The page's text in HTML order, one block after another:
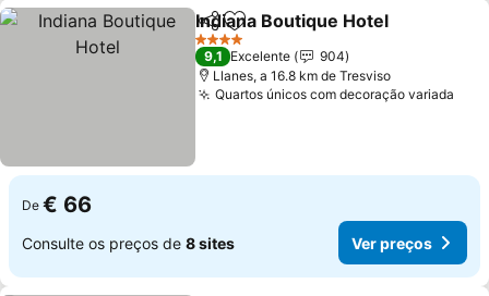
PartilharAdicionar aos favoritos
Indiana Boutique Hotel
4 Estrelas
9,1 Excelente
904
Llanes, a 16.8 km de Tresviso
Quartos únicos com decoração variada
De € 66
Consulte os preços de 8 sites Ver preços